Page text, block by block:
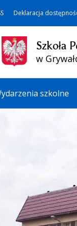
Deklaracja
Szkoła
w
szkolne